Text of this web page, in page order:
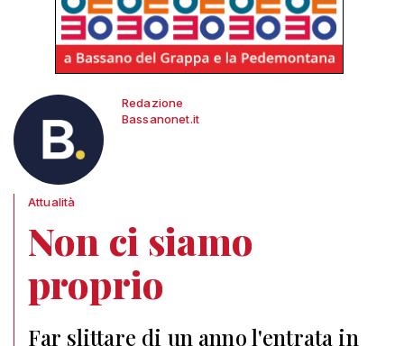
Redazione
Bassanonet.it
Attualità
Non ci siamo
proprio
Far slittare di un anno l'entrata in